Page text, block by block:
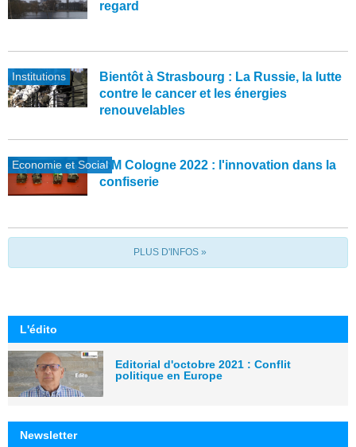
regard
Institutions
Bientôt à Strasbourg : La Russie, la lutte
contre le cancer et les énergies
renouvelables
Economie et SocialISM Cologne 2022 : l'innovation dans la
confiserie
PLUS D'INFOS »
L'édito
Editorial d'octobre 2021 : Conflit
politique en Europe
Newsletter